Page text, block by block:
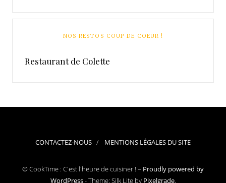
NOS RESTOS COUP DE COEUR !
Restaurant de Colette
CONTACTEZ-NOUS MENTIONS LÉGALES DU SITE
© CookTime : C'est l'heure de cuisiner ! – Proudly powered by
WordPress-Theme: Silk Lite by Pixelgrade.